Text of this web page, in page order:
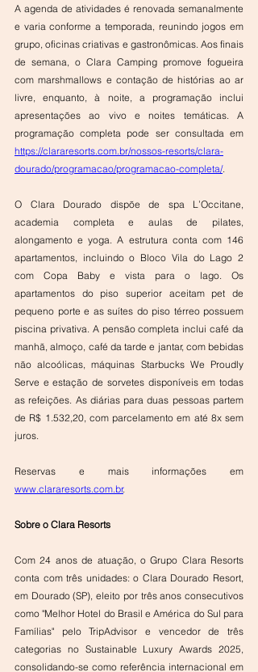
A agenda de atividades é renovada semanalmente
e varia conforme a temporada, reunindo jogos em
grupo, oficinas criativas e gastronômicas. Aos finais
de semana, o Clara Camping promove fogueira
com marshmallows e contação de histórias ao ar
livre, enquanto, à noite, a programação inclui
apresentações ao vivo e noites temáticas. A
https://clararesorts.com.br/nossos-resorts/clara-
dourado/programacao/programacao-completa/.
O Clara Dourado dispõe de spa L’Occitane,
academia completa e aulas de pilates,
alongamento e yoga. A estrutura conta com 146
apartamentos, incluindo o Bloco Vila do Lago 2
com Copa Baby e vista para o lago. Os
apartamentos do piso superior aceitam pet de
pequeno porte e as suítes do piso térreo possuem
piscina privativa. A pensão completa inclui café da
manhã, almoço, café da tarde e jantar, com bebidas
não alcoólicas, máquinas Starbucks We Proudly
Serve e estação de sorvetes disponíveis em todas
as refeições. As diárias para duas pessoas partem
de R$ 1.532,20, com parcelamento em até 8x sem
juros.
www.clararesorts.com.br.
Sobre o Clara Resorts
Com 24 anos de atuação, o Grupo Clara Resorts
conta com três unidades: o Clara Dourado Resort,
em Dourado (SP), eleito por três anos consecutivos
como "Melhor Hotel do Brasil e América do Sul para
Famílias" pelo TripAdvisor e vencedor de três
categorias no Sustainable Luxury Awards 2025,
consolidando-se como referência internacional em